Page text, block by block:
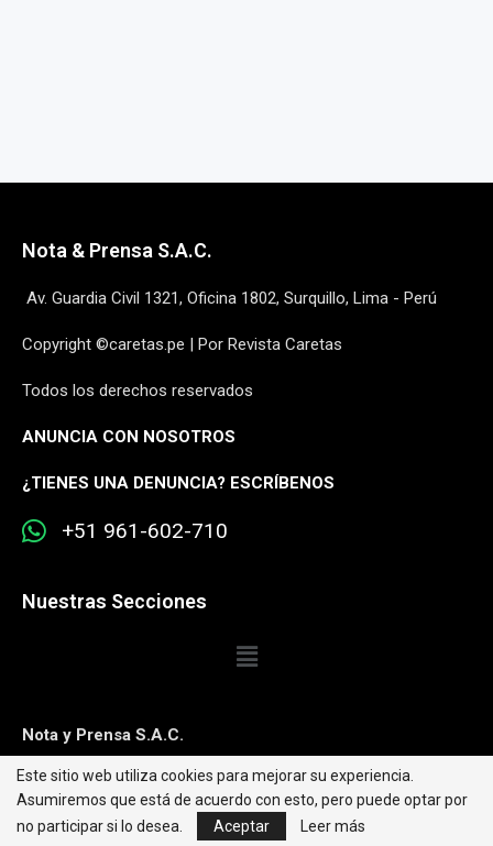
Nota & Prensa S.A.C.
Av. Guardia Civil 1321, Oficina 1802, Surquillo, Lima - Perú
Copyright ©caretas.pe | Por Revista Caretas
Todos los derechos reservados
ANUNCIA CON NOSOTROS
¿TIENES UNA DENUNCIA? ESCRÍBENOS
+51 961-602-710
Nuestras Secciones
Nota y Prensa S.A.C.
Contacto:editorweb@caretas.com.pe
Síguenos:
Este sitio web utiliza cookies para mejorar su experiencia.
Asumiremos que está de acuerdo con esto, pero puede optar por
no participar si lo desea.
Aceptar Leer más